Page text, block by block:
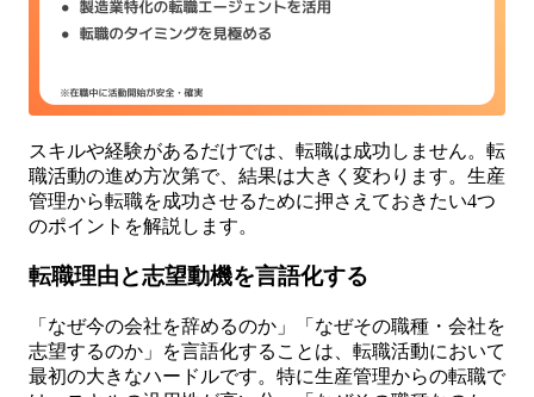
スキルや経験があるだけでは、転職は成功しません。転
職活動の進め方次第で、結果は大きく変わります。生産
管理から転職を成功させるために押さえておきたい4つ
のポイントを解説します。
転職理由と志望動機を言語化する
「なぜ今の会社を辞めるのか」「なぜその職種・会社を
志望するのか」を言語化することは、転職活動において
最初の大きなハードルです。特に生産管理からの転職で